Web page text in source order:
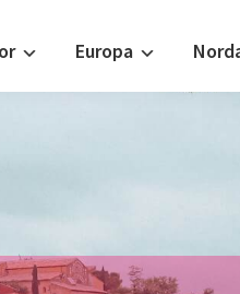
Europa